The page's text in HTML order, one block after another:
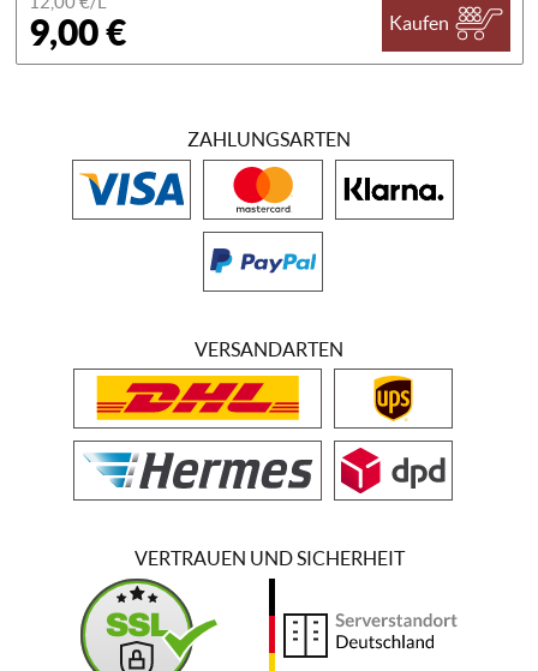
9,00 € Kaufen
ZAHLUNGSARTEN
VERSANDARTEN
VERTRAUEN UND SICHERHEIT